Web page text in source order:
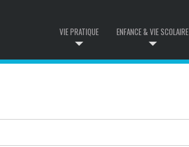
ENFANCE & VIE SCOLAIRE
VIE PRATIQUE